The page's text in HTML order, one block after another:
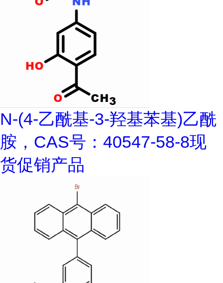
N-(4-乙酰基-3-羟基苯基)乙酰
胺，CAS号：40547-58-8现
货促销产品